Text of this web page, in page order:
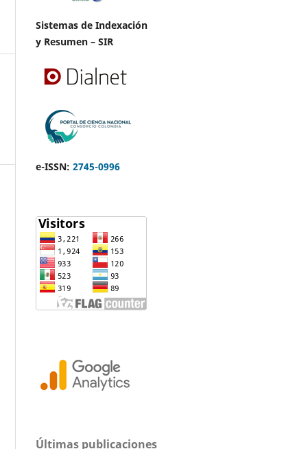
Sistemas de Indexación
y Resumen – SIR
e-ISSN: 2745-0996
Últimas publicaciones